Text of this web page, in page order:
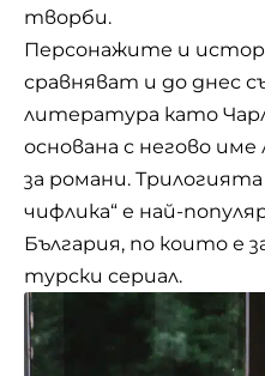
творби.
Персонажите и
сравняват и до днес
литература като
основана с негово
за романи.
чифлика“ е най-
България, по които е
турски сериал.